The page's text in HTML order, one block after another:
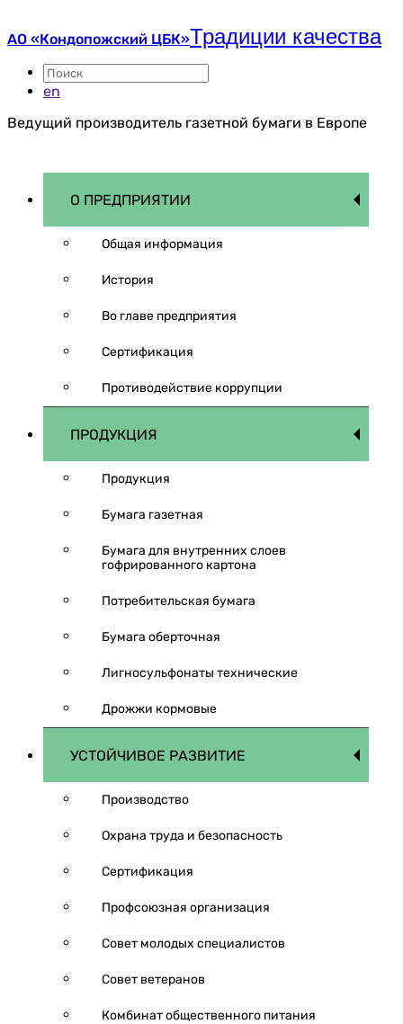
АО «Кондопожский ЦБК»Традиции качества
en
Ведущий производитель газетной бумаги в Европе
О ПРЕДПРИЯТИИ
Общая информация
История
Во главе предприятия
Сертификация
Противодействие коррупции
ПРОДУКЦИЯ
Продукция
Бумага газетная
Бумага для внутренних слоев
гофрированного картона
Потребительская бумага
Бумага оберточная
Лигносульфонаты технические
Дрожжи кормовые
УСТОЙЧИВОЕ РАЗВИТИЕ
Производство
Охрана труда и безопасность
Сертификация
Профсоюзная организация
Совет молодых специалистов
Совет ветеранов
Комбинат общественного питания